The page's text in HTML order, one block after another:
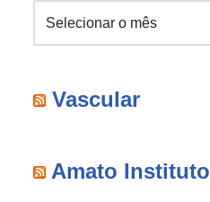
Vascular
Amato Instituto